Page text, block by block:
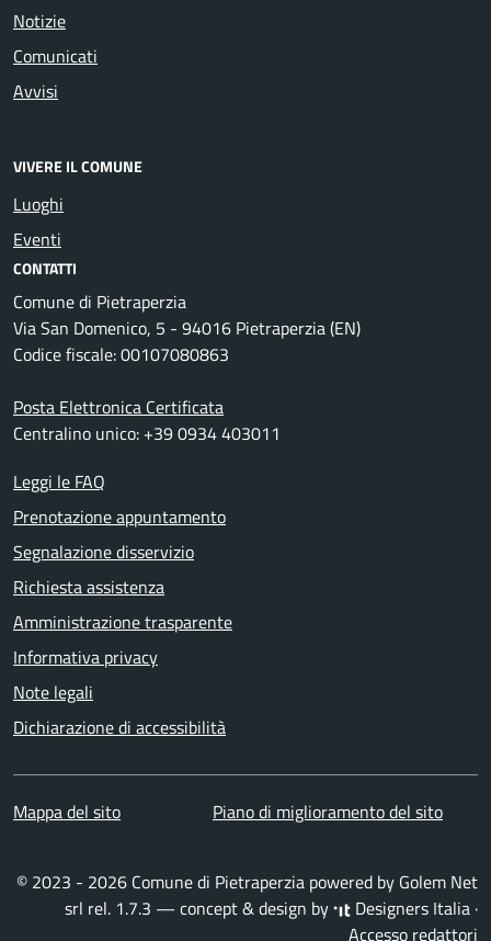
Notizie
Comunicati
Avvisi
VIVERE IL COMUNE
Luoghi
Eventi
CONTATTI
Comune di Pietraperzia
Via San Domenico, 5 - 94016 Pietraperzia (EN)
Codice fiscale: 00107080863
Posta Elettronica Certificata
Centralino unico: +39 0934 403011
Leggi le FAQ
Prenotazione appuntamento
Segnalazione disservizio
Richiesta assistenza
Amministrazione trasparente
Informativa privacy
Note legali
Dichiarazione di accessibilità
Mappa del sito Piano di miglioramento del sito
© 2023 - 2026 Comune di Pietraperzia powered by Golem Net
srl rel. 1.7.3 — concept & design by Designers Italia ·
Accesso redattori